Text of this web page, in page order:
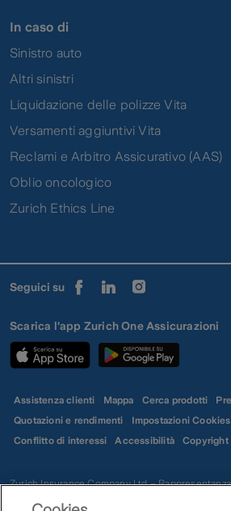
In caso di
Sinistro auto
Altri sinistri
Liquidazione delle polizze Vita
Versamenti aggiuntivi Vita
Reclami e Arbitro Assicurativo (AAS)
Oblio oncologico
Zurich Ethics Line
Seguici su
Scarica l'app Zurich One Assicurazioni
Assistenza clienti Mappa Cerca prodotti
Quotazioni e rendimenti
Impostazioni Cookies
Conflitto di interessi
Accessibilità Copyright
Zurich Insurance Company Ltd –